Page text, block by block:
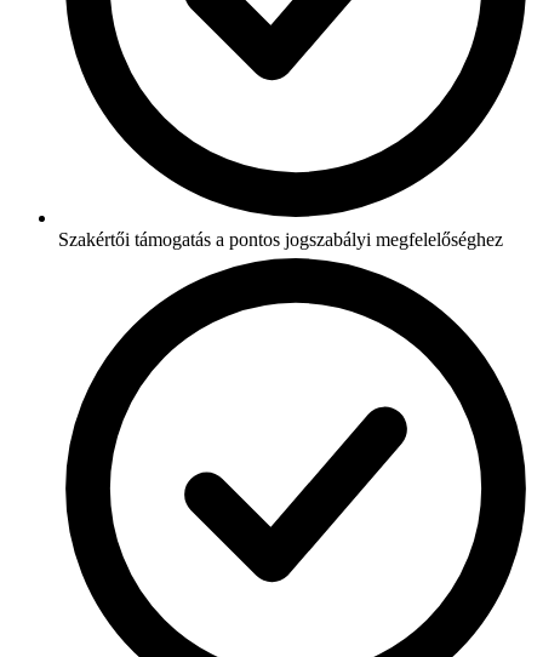
Szakértői támogatás a pontos jogszabályi megfelelőséghez